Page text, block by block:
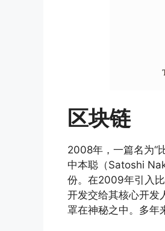
区块链
2008年，一篇名为“
中本聪（Satoshi
份。在2009年引入
开发交给其核心开发
罩在神秘之中。多年